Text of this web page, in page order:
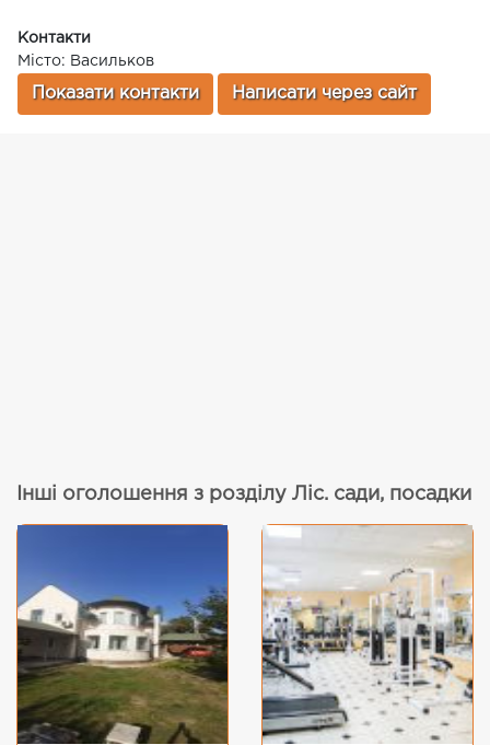
Контакти
Місто: Васильков
Показати контакти Написати через сайт
Інші оголошення з розділу Ліс. сади, посадки